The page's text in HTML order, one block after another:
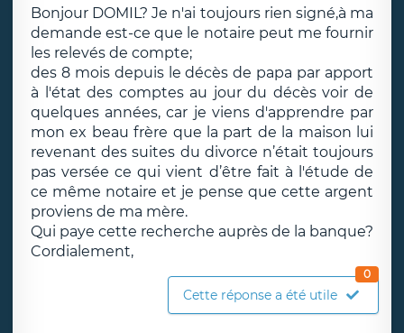
Bonjour DOMIL? Je n'ai toujours rien signé,à ma
demande est-ce que le notaire peut me fournir
les relevés de compte;
des 8 mois depuis le décès de papa par apport
à l'état des comptes au jour du décès voir de
quelques années, car je viens d'apprendre par
mon ex beau frère que la part de la maison lui
revenant des suites du divorce n’était toujours
pas versée ce qui vient d’être fait à l'étude de
ce même notaire et je pense que cette argent
proviens de ma mère.
Qui paye cette recherche auprès de la banque?
Cordialement,
Cette réponse a été utile
0